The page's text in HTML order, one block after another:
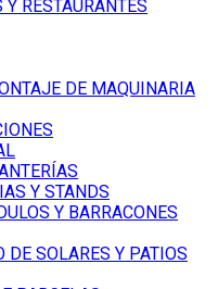
RESTAURANTES
DE MAQUINARIA
Y STANDS
Y BARRACONES
SOLARES Y PATIOS